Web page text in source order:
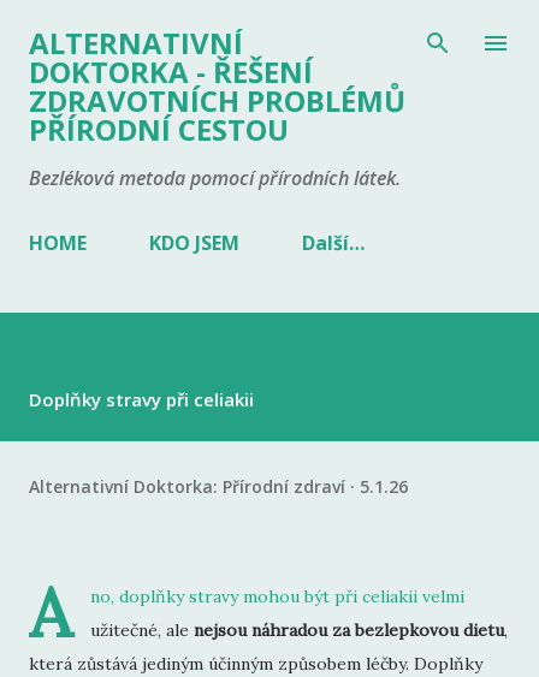
Přeskočit na hlavní obsah
ALTERNATIVNÍ
DOKTORKA - ŘEŠENÍ
ZDRAVOTNÍCH PROBLÉMŮ
PŘÍRODNÍ CESTOU
Bezléková metoda pomocí přírodních látek.
HOME KDO JSEM Další…
Doplňky stravy při celiakii
Alternativní Doktorka: Přírodní zdraví 5.1.26
A
no, doplňky stravy mohou být při celiakii velmi
užitečné, ale nejsou náhradou za bezlepkovou dietu,
která zůstává jediným účinným způsobem léčby. Doplňky